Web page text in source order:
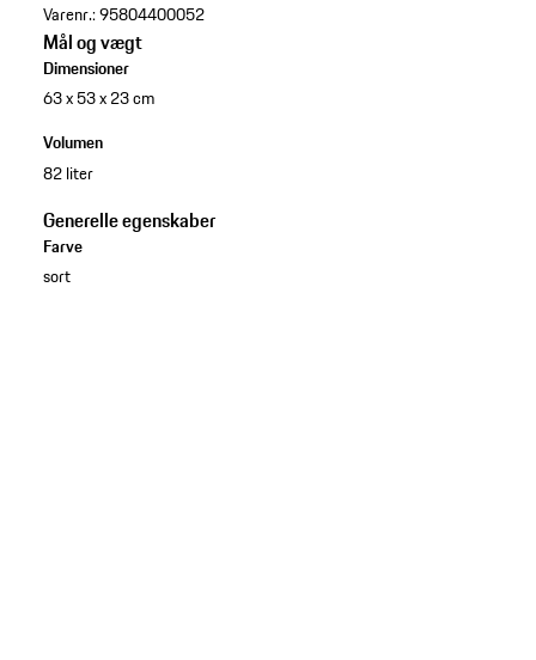
Varenr.:95804400052
Mål og vægt
Dimensioner
63 x 53 x 23 cm
Volumen
82 liter
Generelle egenskaber
Farve
sort